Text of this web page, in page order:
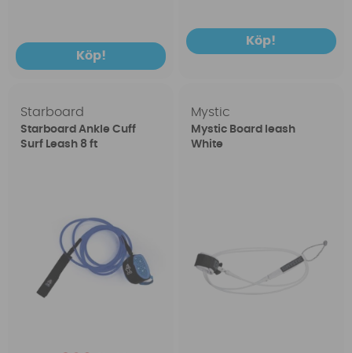
Köp!
Köp!
Starboard
Starboard Ankle Cuff
Surf Leash 8 ft
Mystic
Mystic Board leash
White